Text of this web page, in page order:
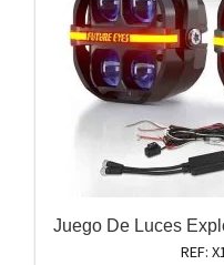
Juego De Luces
REF: